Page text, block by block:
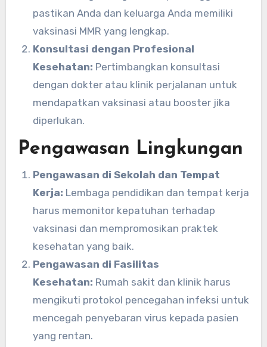
pastikan Anda dan keluarga Anda memiliki
vaksinasi MMR yang lengkap.
Konsultasi dengan Profesional
Kesehatan: Pertimbangkan konsultasi
dengan dokter atau klinik perjalanan untuk
mendapatkan vaksinasi atau booster jika
diperlukan.
Pengawasan Lingkungan
Pengawasan di Sekolah dan Tempat
Kerja: Lembaga pendidikan dan tempat kerja
harus memonitor kepatuhan terhadap
vaksinasi dan mempromosikan praktek
kesehatan yang baik.
Pengawasan di Fasilitas
Kesehatan: Rumah sakit dan klinik harus
mengikuti protokol pencegahan infeksi untuk
mencegah penyebaran virus kepada pasien
yang rentan.